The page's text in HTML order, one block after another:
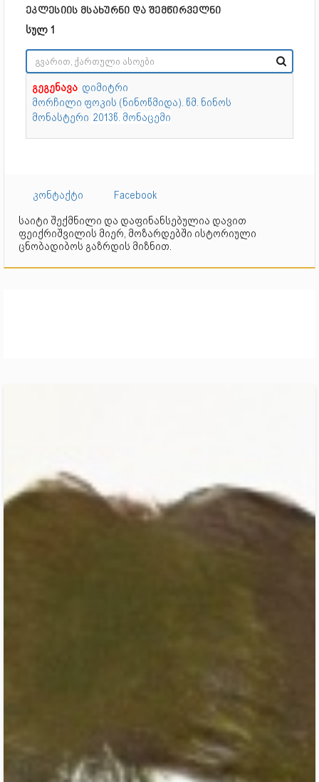
ეკლესიის მსახურნი და შემწირველნი
სულ 1
გეგენავა დიმიტრი
მორჩილი ფოკის (ნინოწმიდა). წმ. ნინოს
მონასტერი 2013წ. მონაცემი
კონტაქტი
Facebook
საიტი შექმნილი და დაფინანსებულია დავით
ფეიქრიშვილის მიერ, მოზარდებში ისტორიული
ცნობადიბოს გაზრდის მიზნით.